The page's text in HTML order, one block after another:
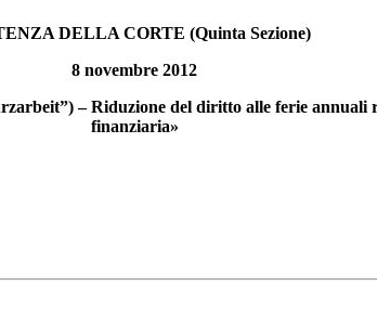
DELLA CORTE (Quinta Sezione)
8 novembre 2012
– Riduzione del diritto alle ferie
finanziaria»